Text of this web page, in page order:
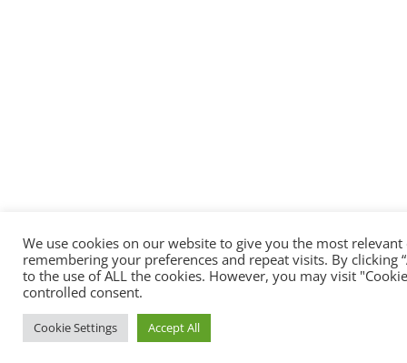
We use cookies on our website to give you the most relevant
remembering your preferences and repeat visits. By clicking
to the use of ALL the cookies. However, you may visit
controlled consent.
Cookie Settings Accept All